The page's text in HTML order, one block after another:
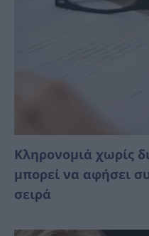
Κληρονομιά χωρίς
μπορεί να αφήσει
σειρά